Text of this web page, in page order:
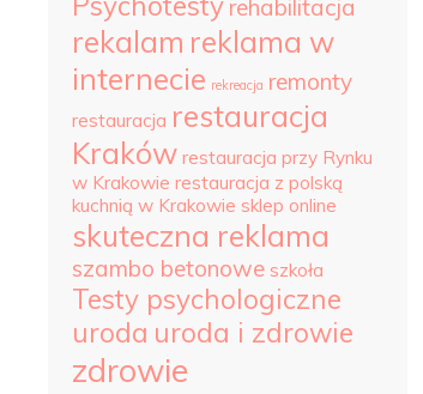
rehabilitacja
rekalam reklama w
internecie rekreacja remonty
restauracja restauracja
Kraków restauracja przy Rynku
w Krakowie restauracja z polską
kuchnią w Krakowie sklep online
skuteczna reklama
szambo betonowe szkoła
Testy psychologiczne
uroda uroda i zdrowie
zdrowie